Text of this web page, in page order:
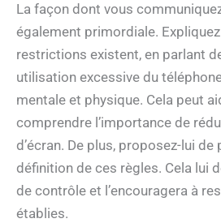
La façon dont vous
également primordiale.
restrictions existent, en parlant
utilisation excessive du
mentale et physique. Cela peut
comprendre l’importance de
d’écran. De plus, proposez-lui
définition de ces règles. Cela lui
de contrôle et l’encouragera à
établies.